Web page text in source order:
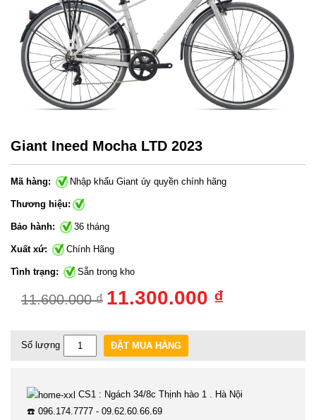
Giant Ineed Mocha LTD 2023
Mã hàng: Nhập khẩu Giant ủy quyền chính hãng
Thương hiệu:
Bảo hành: 36 tháng
Xuất xứ: Chính Hãng
Tình trạng: Sẵn trong kho
11.600.000 ₫ 11.300.000 ₫
Số lượng ĐẶT MUA HÀNG
CS1 : Ngách 34/8c Thịnh hào 1 . Hà Nội
☎️ 096.174.7777 - 09.62.60.66.69